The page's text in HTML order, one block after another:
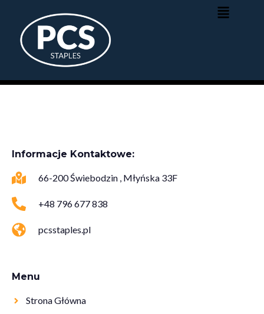
Menu
Strona Główna
Informacje Kontaktowe:
66-200 Świebodzin , Młyńska 33F
+48 796 677 838
pcsstaples.pl